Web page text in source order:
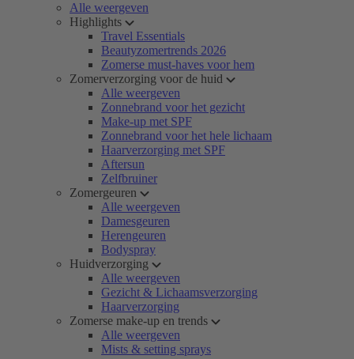
Alle weergeven
Highlights
Travel Essentials
Beautyzomertrends 2026
Zomerse must-haves voor hem
Zomerverzorging voor de huid
Alle weergeven
Zonnebrand voor het gezicht
Make-up met SPF
Zonnebrand voor het hele lichaam
Haarverzorging met SPF
Aftersun
Zelfbruiner
Zomergeuren
Alle weergeven
Damesgeuren
Herengeuren
Bodyspray
Huidverzorging
Alle weergeven
Gezicht & Lichaamsverzorging
Haarverzorging
Zomerse make-up en trends
Alle weergeven
Mists & setting sprays